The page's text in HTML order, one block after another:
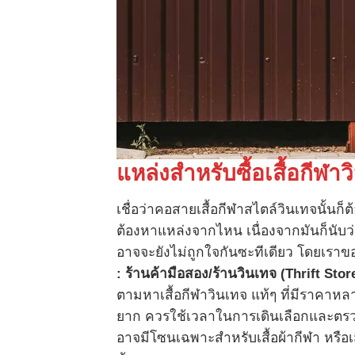
แหล่งสำหรับซื้อเสื้อกีฬา
เชื่อว่าคอสายเสื้อกีฬาสไตล์วินเทจนั้นก็
ต้องหาแหล่งจากไหน เนื่องจากมันก็นับ
อาจจะยังไม่ถูกใจกันซะทีเดียว โดยเรา
: ร้านค้ามือสอง/ร้านวินเทจ (Thrift
ตามหาเสื้อกีฬาวินเทจ แท้ๆ ที่มีราคาห
ยาก ควรใช้เวลาในการเดินเลือกและต
อาจมีโซนเฉพาะสำหรับเสื้อผ้ากีฬา หรื